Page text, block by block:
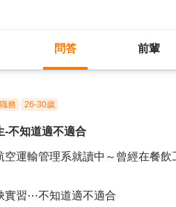
問答 前輩
務 26-30歲
-不知道適不適合
空運輸管理系就讀中～曾經在餐
實習⋯不知道適不適合